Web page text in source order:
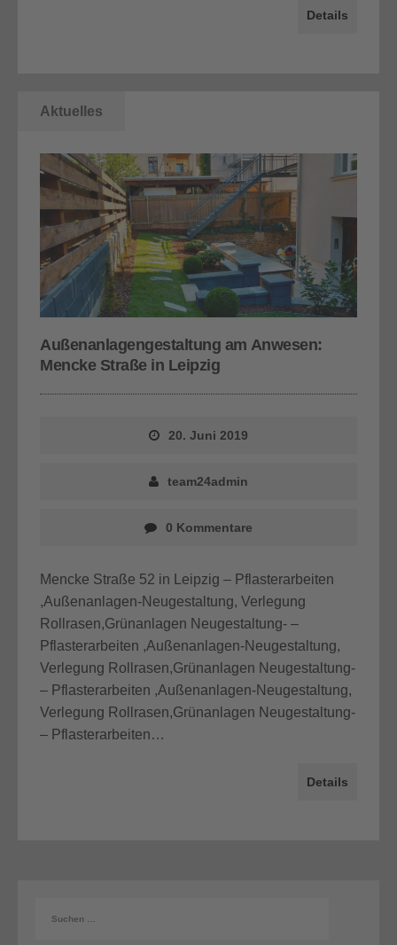
Details
Aktuelles
Außenanlagengestaltung am Anwesen:
Mencke Straße in Leipzig
20. Juni 2019
team24admin
0 Kommentare
Mencke Straße 52 in Leipzig – Pflasterarbeiten
,Außenanlagen-Neugestaltung, Verlegung
Rollrasen,Grünanlagen Neugestaltung- –
Pflasterarbeiten ,Außenanlagen-Neugestaltung,
Verlegung Rollrasen,Grünanlagen Neugestaltung-
– Pflasterarbeiten ,Außenanlagen-Neugestaltung,
Verlegung Rollrasen,Grünanlagen Neugestaltung-
– Pflasterarbeiten…
Details